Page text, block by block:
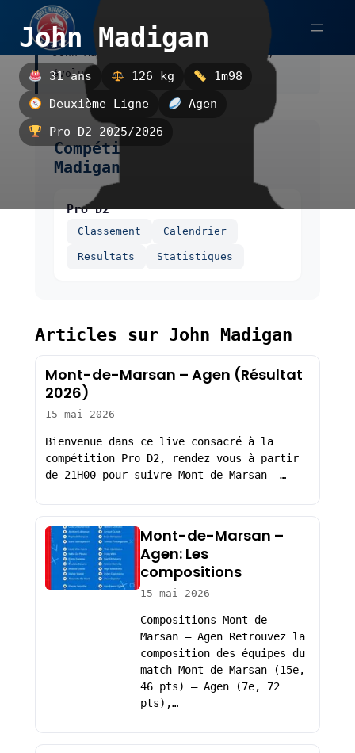
Aller
contenu
John Madigan
31 ans 126 kg
1m98
Deuxième Ligne
Agen
Pro D2 2025/2026
John Madigan est un deuxième ligne,
évoluant à Agen.
Compétitions de John
Madigan
Pro D2
Classement Calendrier
Resultats Statistiques
Articles sur John Madigan
Mont-de-Marsan – Agen (Résultat
2026)
15 mai 2026
Bienvenue dans ce live consacré à la
compétition Pro D2, rendez vous à partir
de 21H00 pour suivre Mont-de-Marsan –…
Mont-de-Marsan –
Agen: Les
compositions
15 mai 2026
Compositions Mont-de-
Marsan – Agen Retrouvez la
composition des équipes du
match Mont-de-Marsan (15e,
46 pts) – Agen (7e, 72
pts),…